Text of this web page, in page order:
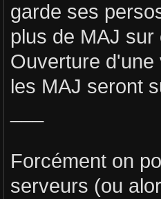
garde ses
plus de MAJ
Ouverture d'une
les MAJ seront
Forcément on
serveurs (ou